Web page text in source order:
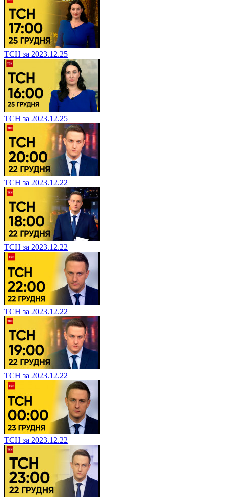
ТСН за 2023.12.25
ТСН за 2023.12.25
ТСН за 2023.12.22
ТСН за 2023.12.22
ТСН за 2023.12.22
ТСН за 2023.12.22
ТСН за 2023.12.22